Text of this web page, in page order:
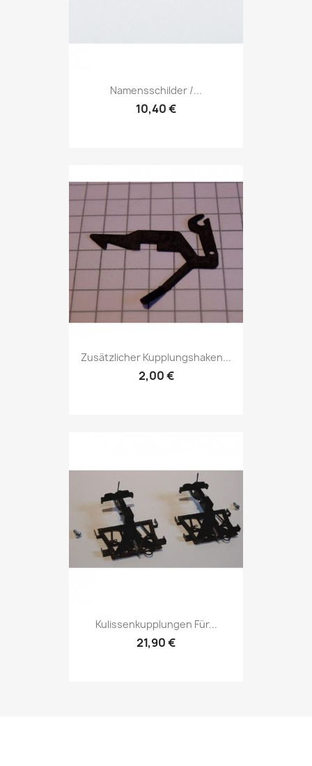
Namensschilder /...
10,40 €
Zusätzlicher Kupplungshaken...
2,00 €
Kulissenkupplungen Für...
21,90 €